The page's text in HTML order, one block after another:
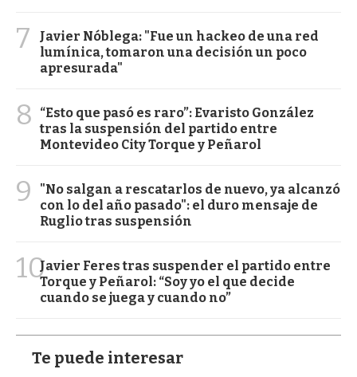
7
Javier Nóblega: "Fue un hackeo de una red
lumínica, tomaron una decisión un poco
apresurada"
8
“Esto que pasó es raro”: Evaristo González
tras la suspensión del partido entre
Montevideo City Torque y Peñarol
9
"No salgan a rescatarlos de nuevo, ya alcanzó
con lo del año pasado": el duro mensaje de
Ruglio tras suspensión
10Javier Feres tras suspender el partido entre
Torque y Peñarol: “Soy yo el que decide
cuando se juega y cuando no”
Te puede interesar